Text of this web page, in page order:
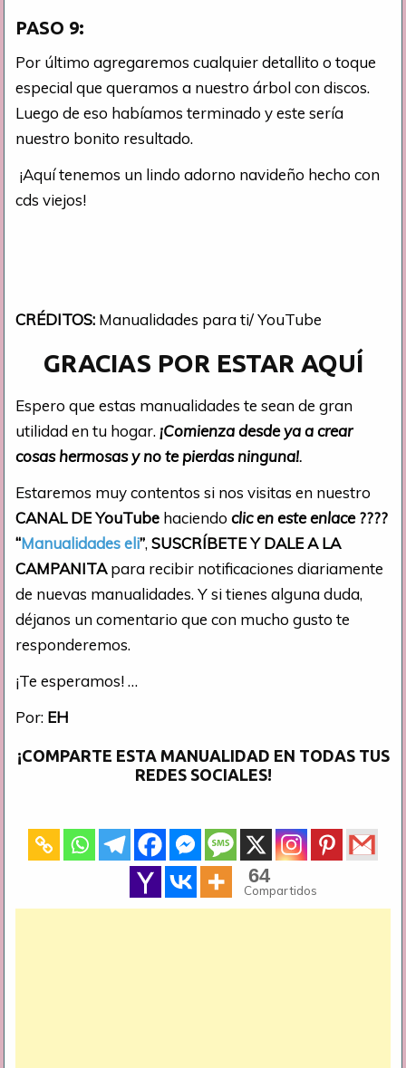
PASO 9:
Por último agregaremos cualquier detallito o toque
especial que queramos a nuestro árbol con discos.
Luego de eso habíamos terminado y este sería
nuestro bonito resultado.
¡Aquí tenemos un lindo adorno navideño hecho con
cds viejos!
CRÉDITOS: Manualidades para ti/ YouTube
GRACIAS POR ESTAR AQUÍ
Espero que estas manualidades te sean de gran
utilidad en tu hogar. ¡Comienza desde ya a crear
cosas hermosas y no te pierdas ninguna!.
Estaremos muy contentos si nos visitas en nuestro
CANAL DE YouTube haciendoclic en este enlace ????
“Manualidades eli”,SUSCRÍBETE Y DALE A LA
CAMPANITApara recibir notificaciones diariamente
de nuevas manualidades. Y si tienes alguna duda,
déjanos un comentario que con mucho gusto te
responderemos.
¡Te esperamos! …
Por: EH
¡COMPARTE ESTA MANUALIDAD EN TODAS TUS
REDES SOCIALES!
64
Compartidos